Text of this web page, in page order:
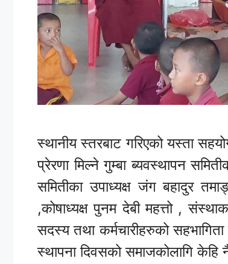
स्थानीय स्तरबाट गरिएको यस्ता
प्रेरणा मिल्ने गुम्बा ब्यवस्थापन
समितीका उपाध्यक्ष जंग बहादुर
,कोषाध्यक्ष पुनम देबी महत्तो ,
सदस्य तथा कर्मचारीहरुको
स्थापना दिवसको समाजकोलागि